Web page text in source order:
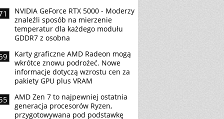
NVIDIA GeForce RTX 5000 - Moderzy
znaleźli sposób na mierzenie
temperatur dla każdego modułu
GDDR7 z osobna
Karty graficzne AMD Radeon mogą
wkrótce znowu podrożeć. Nowe
informacje dotyczą wzrostu cen za
pakiety GPU plus VRAM
AMD Zen 7 to najpewniej ostatnia
generacja procesorów Ryzen,
przygotowywana pod podstawkę